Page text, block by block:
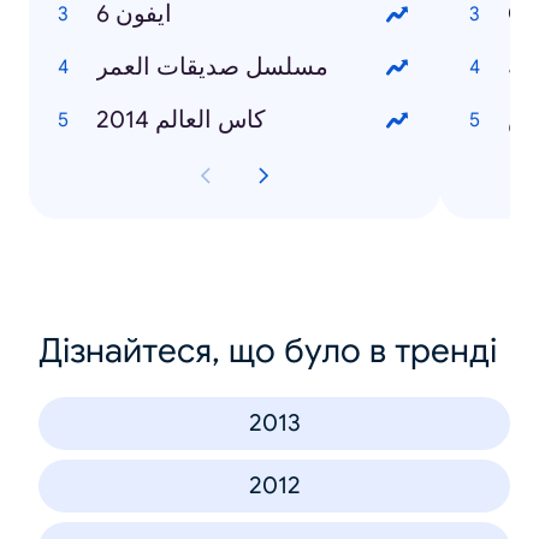
ايفون 6
مسلسل صديقات العمر
كاس العالم 2014
Дізнайтеся, що було в тренді
2013
2012